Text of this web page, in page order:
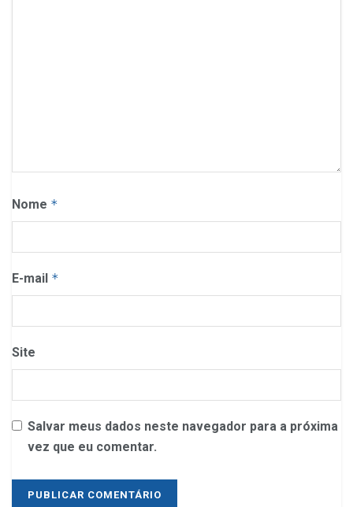
Nome *
E-mail *
Site
Salvar meus dados neste navegador para a próxima
vez que eu comentar.